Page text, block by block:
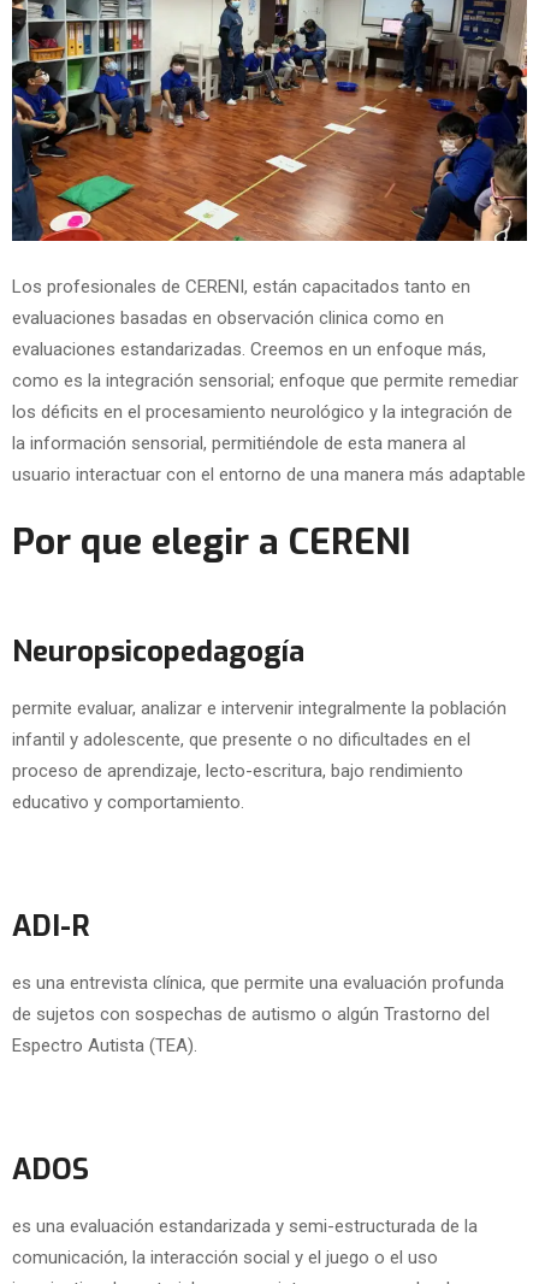
Los profesionales de CERENI, están capacitados tanto en
evaluaciones basadas en observación clinica como en
evaluaciones estandarizadas. Creemos en un enfoque más,
como es la integración sensorial; enfoque que permite remediar
los déficits en el procesamiento neurológico y la integración de
la información sensorial, permitiéndole de esta manera al
usuario interactuar con el entorno de una manera más adaptable
Por que elegir a CERENI
Neuropsicopedagogía
permite evaluar, analizar e intervenir integralmente la población
infantil y adolescente, que presente o no dificultades en el
proceso de aprendizaje, lecto-escritura, bajo rendimiento
educativo y comportamiento.
ADI-R
es una entrevista clínica, que permite una evaluación profunda
de sujetos con sospechas de autismo o algún Trastorno del
Espectro Autista (TEA).
ADOS
es una evaluación estandarizada y semi-estructurada de la
comunicación, la interacción social y el juego o el uso